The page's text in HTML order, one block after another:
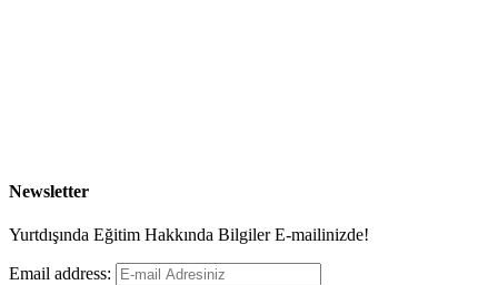
Newsletter
Yurtdışında Eğitim Hakkında Bilgiler E-mailinizde!
Email address: